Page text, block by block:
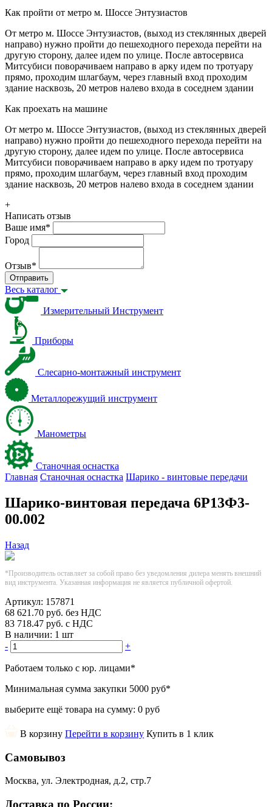
Как пройти от метро м. Шоссе Энтузиастов
От метро м. Шоссе Энтузиастов, (выход из стеклянных дверей
направо) нужно пройти до пешеходного перехода перейти на
другую сторону, далее идем по улице. После автосервиса
Митсубиси поворачиваем направо в арку идем по тротуару
прямо, проходим шлагбаум, через главный вход проходим
здание насквозь, 20 метров налево входа в соседнем здании
Как проехать на машине
От метро м. Шоссе Энтузиастов, (выход из стеклянных дверей
направо) нужно пройти до пешеходного перехода перейти на
другую сторону, далее идем по улице. После автосервиса
Митсубиси поворачиваем направо в арку идем по тротуару
прямо, проходим шлагбаум, через главный вход проходим
здание насквозь, 20 метров налево входа в соседнем здании
+
Написать отзыв
Ваше имя*
Город
Отзыв*
Отправить
Весь каталог
Измерительный Инструмент
Приборы
Слесарно-монтажный инструмент
Металлорежущий инструмент
Манометры
Станочная оснастка
Главная Станочная оснастка Шарико - винтовые передачи
Шарико-винтовая передача 6Р13Ф3-
00.002
Назад
*Производитель оставляет за собой право без уведомления дилера менять внешний
вид инструмента. Указанная информация не является публичной офертой.
Артикул: 157871
68 621.70 руб. без НДС
83 718.47 руб. с НДС
В наличии: 1 шт
-
+
Работаем только с юр. лицами*
Минимальная сумма закупки 5000 руб*
выберите ещё товара на сумму: 0 руб
В корзину Перейти в корзину Купить в 1 клик
Самовывоз
Москва, ул. Электродная, д.2, стр.7
Доставка по России: